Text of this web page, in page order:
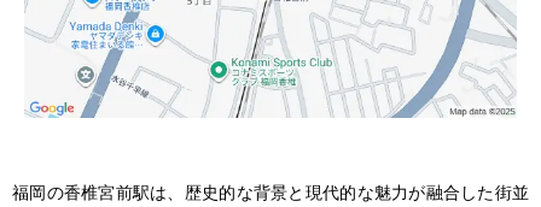
福岡の香椎宮前駅は、歴史的な背景と現代的な魅力が融合した街並